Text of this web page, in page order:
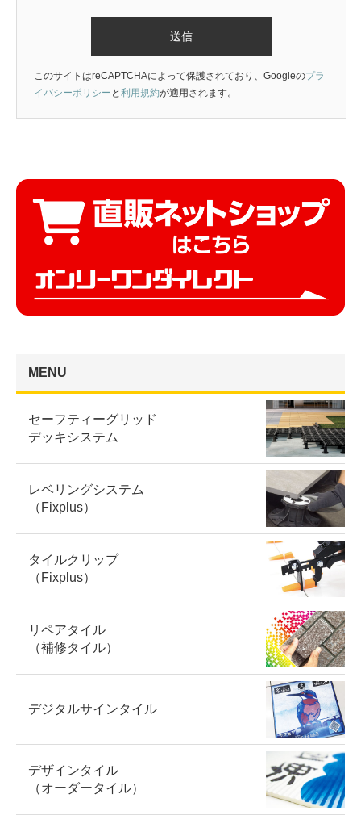
このサイトはreCAPTCHAによって保護されており、Googleのプラ
イバシーポリシー と 利用規約が適用されます。
MENU
セーフティーグリッド
デッキシステム
レベリングシステム
（Fixplus）
タイルクリップ
（Fixplus）
リペアタイル
（補修タイル）
デジタルサインタイル
デザインタイル
（オーダータイル）